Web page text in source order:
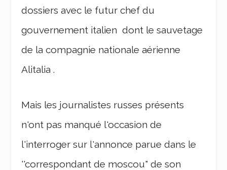
dossiers avec le futur chef du
gouvernement italien dont le sauvetage
de la compagnie nationale aérienne
Alitalia .
Mais les journalistes russes présents
n'ont pas manqué l'occasion de
l'interroger sur l'annonce parue dans le
''correspondant de moscou" de son